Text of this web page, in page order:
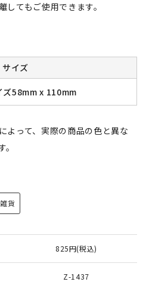
てもご使用できます。
サイズ
58mm x 110mm
よって、実際の商品の色と異な
貨
825円(税込)
Z-1437